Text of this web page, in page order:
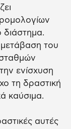
διάστημα.
του
ενίσχυση
τη δραστική
καύσιμα.
αυτές